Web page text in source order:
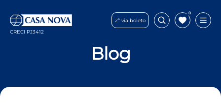
2ª via boleto
0
CRECI PJ3412
Blog